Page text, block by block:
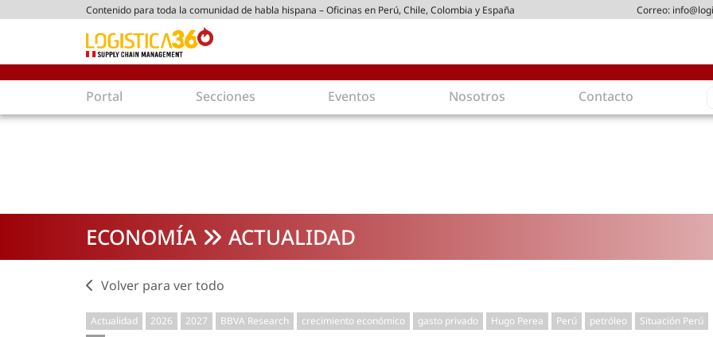
Contenido para toda la comunidad de habla hispana – Oficinas en Perú, Chile, Colombia y España Correo:
Portal Secciones
Comercio Exterior
Agentes de carga
Logística Sostenible
Customer Experience Economía
Eventos Nosotros Contacto
ECONOMÍA ACTUALIDAD
Volver para ver todo
Actualidad 2026 2027 BBVA Research crecimiento económico gasto privado Hugo Perea Perú petróleo Situación Perú